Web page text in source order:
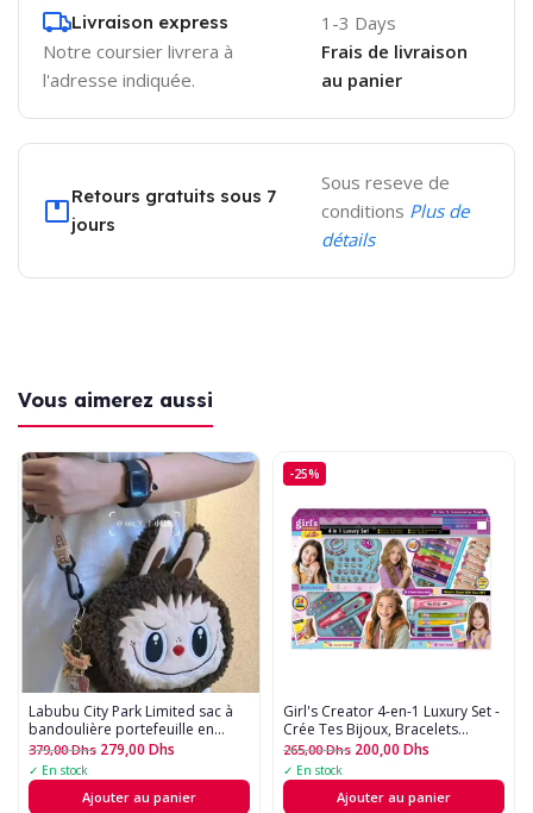
Livraison express
Notre coursier livrera à
l'adresse indiquée.
1-3 Days
Frais de livraison
au panier
Retours gratuits sous 7
jours
Sous reseve de
conditions Plus de
détails
Vous aimerez aussi
Labubu City Park Limited sac à
bandoulière portefeuille en
peluche sac mobile dames carte
amour dessin animé sac à
bandoulière sac à main fille
379,00Dhs 279,00 Dhs
✓ En stock
Ajouter au panier
-25%
Girl's Creator 4-en-1 Luxury Set -
Crée Tes Bijoux, Bracelets
Charm's et Décorations
Capillaires ! ?
265,00Dhs 200,00 Dhs
✓ En stock
Ajouter au panier